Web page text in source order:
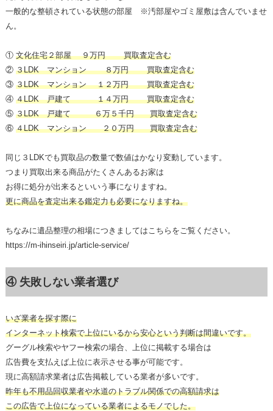
一般的な整頓されている状態の部屋 ※汚部屋やゴミ屋敷は含んでいませ
ん。
① 文化住宅２部屋 ９万円 買取査定含む
② ３LDK マンション ８万円 買取査定含む
③ ３LDK マンション １２万円 買取査定含む
④ ４LDK 戸建て １４万円 買取査定含む
⑤ ３LDK 戸建て ６万５千円 買取査定含む
⑥ ４LDK マンション ２０万円 買取査定含む
同じ３LDKでも買取品の数量で数値はかなり変動しています。
つまり買取出来る商品がたくさんあるお家は
お得に処分が出来るといいう事になりますね。
更に商品を査定出来る鑑定力も必要になりますね。
ちなみに遺品整理の相場につきましてはこちらをご覧ください。
https://m-ihinseiri.jp/article-service/
④ 失敗しない業者選び
いざ業者を探す際に
インターネット検索で上位にいるから安心という判断は間違いです。
グーグル検索やヤフー検索の場合、上位に掲載する場合は
広告費を支払えば上位に表示させる事が可能です。
現に高額請求業者は広告掲載している業者が多いです。
昨年も不用品回収業者や水道のトラブル関係での高額請求は
この広告で上位になっている業者によるモノでした。